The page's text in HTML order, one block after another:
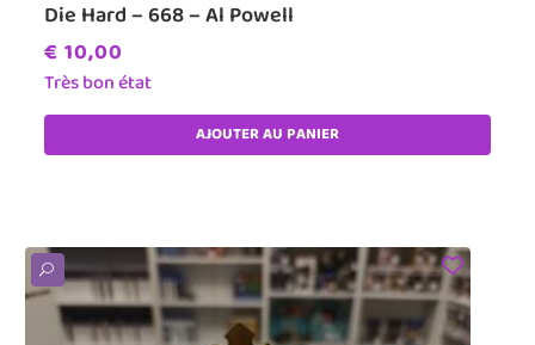
Die Hard – 668 – Al Powell
€ 10,00
Très bon état
AJOUTER AU PANIER
U